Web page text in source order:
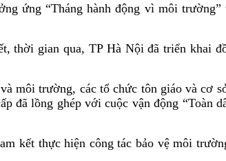
ứng “Tháng hành động vì môi
gian qua, TP Hà Nội đã triển khai
môi trường, các tổ chức tôn giáo và cơ
lồng ghép với cuộc vận động “Toàn
kết thực hiện công tác bảo vệ môi